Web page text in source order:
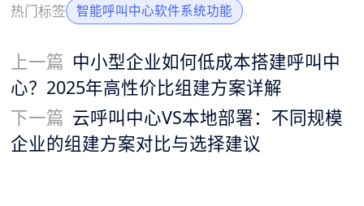
热门标签 智能呼叫中心软件系统功能
上一篇 中小型企业如何低成本搭建呼叫中
心？2025年高性价比组建方案详解
下一篇 云呼叫中心VS本地部署：不同规模
企业的组建方案对比与选择建议